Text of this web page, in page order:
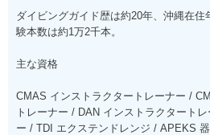
ダイビングガイド歴は約20年、沖縄在
験本数は約1万2千本。
主な資格
CMAS インストラクタートレーナー /
トレーナー / DAN インストラクタート
ー / TDI エクステンドレンジ / APEKS